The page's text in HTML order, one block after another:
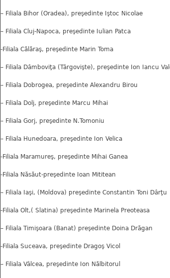
– Filiala Bihor (Oradea), preşedinte Iştoc Nicolae
– Filiala Cluj-Napoca, preşedinte Iulian Patca
-Filiala Călăraş, preşedinte Marin Toma
– Filiala Dâmboviţa (Târgovişte), preşedinte Ion Iancu
– Filiala Dobrogea, preşedinte Alexandru Birou
– Filiala Dolj, preşedinte Marcu Mihai
– Filiala Gorj, preşedinte N.Tomoniu
– Filiala Hunedoara, preşedinte Ion Velica
-Filiala Maramureş, preşedinte Mihai Ganea
-Filiala Năsăut-preşedinte Ioan Mititean
– Filiala Iaşi, (Moldova) preşedinte Constantin Toni Dârţu
-Filiala Olt,( Slatina) preşedinte Marinela Preoteasa
– Filiala Timişoara (Banat) preşedinte Doina Drăgan
-Filiala Suceava, preşedinte Dragoş Vicol
– Filiala Vâlcea, preşedinte Ion Nălbitorul